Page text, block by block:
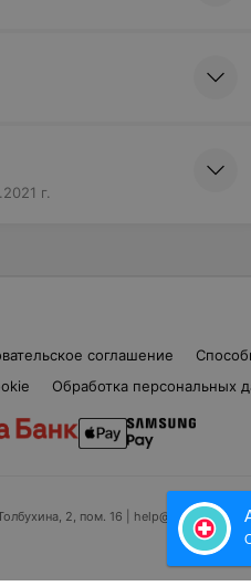
г.
соглашение
Обработка персональных
2, пом. 16 | help@103.by